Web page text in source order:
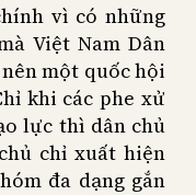
vì có những
Việt Nam Dân
một quốc hội
khi các phe xử
lực thì dân chủ
chỉ xuất hiện
đa dạng gắn